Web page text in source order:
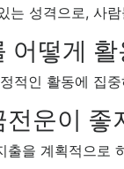
는 성격으로, 사
어떻게
적인 활동에 집
운이 좋
을 계획적으로